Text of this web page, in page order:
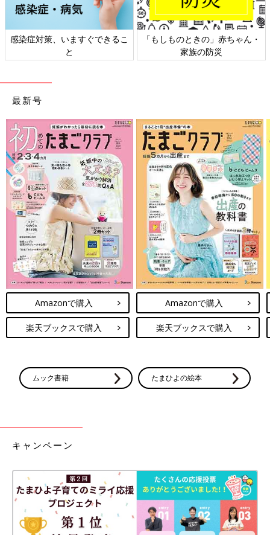
感染症対策、いますぐできるこ
と
「もしものときの」赤ちゃん・
家族の防災
最新号
Amazonで購入
楽天ブックスで購入
Amazonで購入
楽天ブックスで購入
ムック書籍 たまひよの絵本
キャンペーン